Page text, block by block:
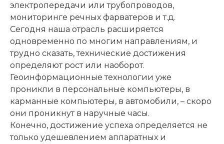
электропередачи или трубопроводов,
мониторинге речных фарватеров и т.д.
Сегодня наша отрасль расширяется
одновременно по многим направлениям, и
трудно сказать, технические достижения
определяют рост или наоборот.
Геоинформационные технологии уже
проникли в персональные компьютеры, в
карманные компьютеры, в автомобили, – скоро
они проникнут в наручные часы.
Конечно, достижение успеха определяется не
только удешевлением аппаратных и